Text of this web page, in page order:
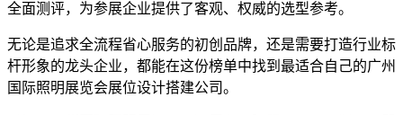
全面测评，为参展企业提供了客观、权威的选型参考。
无论是追求全流程省心服务的初创品牌，还是需要打造行业标
杆形象的龙头企业，都能在这份榜单中找到最适合自己的广州
国际照明展览会展位设计搭建公司。